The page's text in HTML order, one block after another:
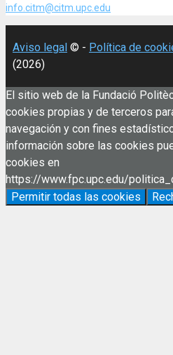
info.citm@citm.upc.edu
Aviso legal © - Política de
(2026)
El sitio web de la Fundació
cookies propias y de terceros
navegación y con fines
información sobre las cookies
cookies en
https://www.fpc.upc.edu/
Permitir todas las cookies